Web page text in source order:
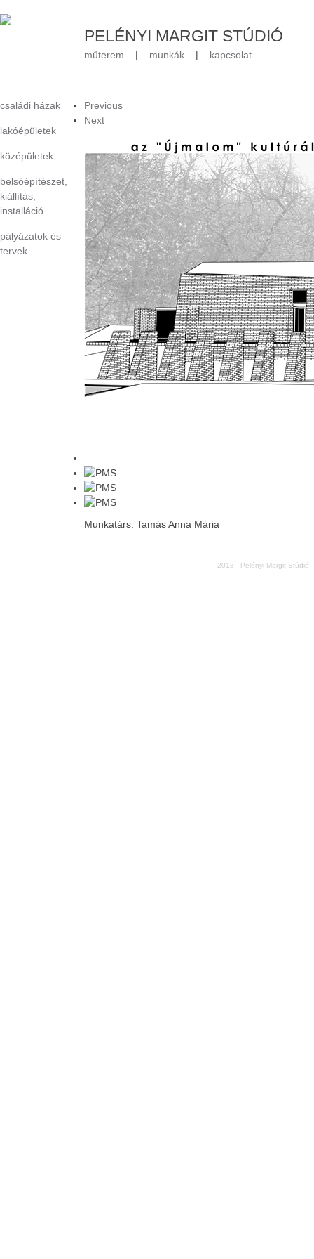
PELÉNYI MARGIT STÚDIÓ
műterem | munkák | kapcsolat
családi házak
lakóépületek
középületek
belsőépítészet,
kiállítás,
installáció
pályázatok és
tervek
Previous
Next
Munkatárs: Tamás Anna Mária
2013 - Pelényi Margit Stúdió